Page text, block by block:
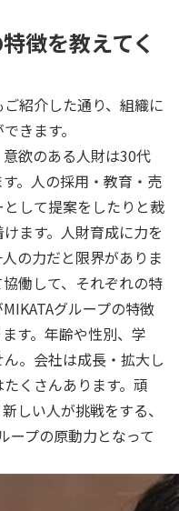
徴を教えてく
紹介した通り、組織に
きます。
欲のある人財は30代
。人の採用・教育・売
して提案をしたりと裁
ます。人財育成に力を
の力だと限界がありま
働して、それぞれの特
グループの特徴
す。年齢や性別、学
。会社は成長・拡大し
くさんあります。頑
しい人が挑戦をする、
ープの原動力となって